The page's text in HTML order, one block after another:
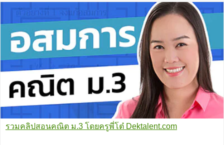
รวมคลิปสอนคณิต ม.3 โดยครูพี่โต๋ Dektalent.com